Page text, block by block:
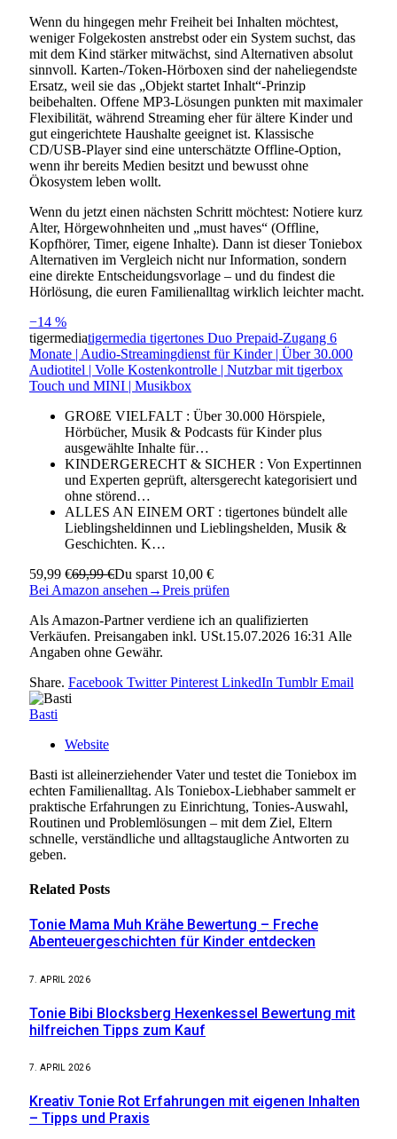
Wenn du hingegen mehr Freiheit bei Inhalten möchtest,
weniger Folgekosten anstrebst oder ein System suchst, das
mit dem Kind stärker mitwächst, sind Alternativen absolut
sinnvoll. Karten-/Token-Hörboxen sind der naheliegendste
Ersatz, weil sie das „Objekt startet Inhalt“-Prinzip
beibehalten. Offene MP3-Lösungen punkten mit maximaler
Flexibilität, während Streaming eher für ältere Kinder und
gut eingerichtete Haushalte geeignet ist. Klassische
CD/USB-Player sind eine unterschätzte Offline-Option,
wenn ihr bereits Medien besitzt und bewusst ohne
Ökosystem leben wollt.
Wenn du jetzt einen nächsten Schritt möchtest: Notiere kurz
Alter, Hörgewohnheiten und „must haves“ (Offline,
Kopfhörer, Timer, eigene Inhalte). Dann ist dieser Toniebox
Alternativen im Vergleich nicht nur Information, sondern
eine direkte Entscheidungsvorlage – und du findest die
Hörlösung, die euren Familienalltag wirklich leichter macht.
−14 %
tigermediatigermedia tigertones Duo Prepaid-Zugang 6
Monate | Audio-Streamingdienst für Kinder | Über 30.000
Audiotitel | Volle Kostenkontrolle | Nutzbar mit tigerbox
Touch und MINI | Musikbox
GROßE VIELFALT : Über 30.000 Hörspiele,
Hörbücher, Musik & Podcasts für Kinder plus
ausgewählte Inhalte für…
KINDERGERECHT & SICHER : Von Expertinnen
und Experten geprüft, altersgerecht kategorisiert und
ohne störend…
ALLES AN EINEM ORT : tigertones bündelt alle
Lieblingsheldinnen und Lieblingshelden, Musik &
Geschichten. K…
59,99 €69,99 €Du sparst 10,00 €
Bei Amazon ansehen →Preis prüfen
Als Amazon-Partner verdiene ich an qualifizierten
Verkäufen. Preisangaben inkl. USt.15.07.2026 16:31 Alle
Angaben ohne Gewähr.
Share. Facebook Twitter Pinterest LinkedIn Tumblr Email
Basti
Website
Basti ist alleinerziehender Vater und testet die Toniebox im
echten Familienalltag. Als Toniebox-Liebhaber sammelt er
praktische Erfahrungen zu Einrichtung, Tonies-Auswahl,
Routinen und Problemlösungen – mit dem Ziel, Eltern
schnelle, verständliche und alltagstaugliche Antworten zu
geben.
Related Posts
Tonie Mama Muh Krähe Bewertung – Freche
Abenteuergeschichten für Kinder entdecken
7. APRIL 2026
Tonie Bibi Blocksberg Hexenkessel Bewertung mit
hilfreichen Tipps zum Kauf
7. APRIL 2026
Kreativ Tonie Rot Erfahrungen mit eigenen Inhalten
– Tipps und Praxis